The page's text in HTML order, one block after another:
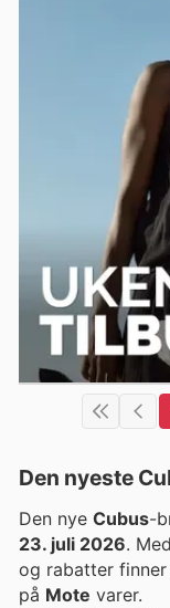
Den nyeste
Den nye Cubus-
23. juli 2026.
og rabatter
på Mote varer.